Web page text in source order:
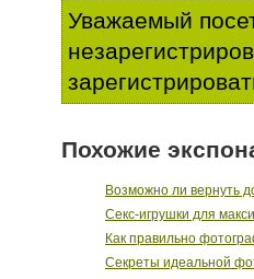
Уважаемый
Похожие
Возможно ли вернуть
Секс-игрушки для
Как правильно
Секреты идеальной